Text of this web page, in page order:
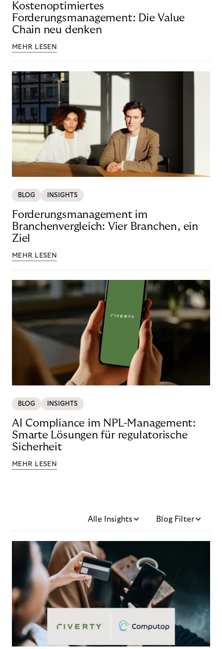
Kostenoptimiertes
Forderungsmanagement: Die Value
Chain neu denken
MEHR LESEN
BLOG INSIGHTS
Forderungsmanagement im
Branchenvergleich: Vier Branchen, ein
Ziel
MEHR LESEN
BLOG INSIGHTS
AI Compliance im NPL-Management:
Smarte Lösungen für regulatorische
Sicherheit
MEHR LESEN
Alle Insights Blog Filter